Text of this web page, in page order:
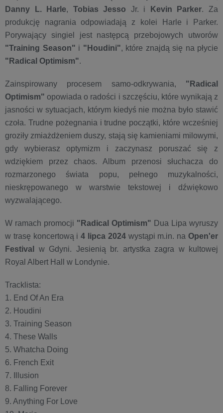
Danny L. Harle, Tobias Jesso Jr. i Kevin Parker. Za
produkcję nagrania odpowiadają z kolei Harle i Parker.
Porywający singiel jest następcą przebojowych utworów
"Training Season" i "Houdini", które znajdą się na płycie
"Radical Optimism".
Zainspirowany procesem samo-odkrywania, "Radical
Optimism" opowiada o radości i szczęściu, które wynikają z
jasności w sytuacjach, którym kiedyś nie można było stawić
czoła. Trudne pożegnania i trudne początki, które wcześniej
groziły zmiażdżeniem duszy, stają się kamieniami milowymi,
gdy wybierasz optymizm i zaczynasz poruszać się z
wdziękiem przez chaos. Album przenosi słuchacza do
rozmarzonego świata popu, pełnego muzykalności,
nieskrępowanego w warstwie tekstowej i dźwiękowo
wyzwalającego.
W ramach promocji "Radical Optimism" Dua Lipa wyruszy
w trasę koncertową i 4 lipca 2024 wystąpi m.in. naOpen'er
Festival w Gdyni. Jesienią br. artystka zagra w kultowej
Royal Albert Hall w Londynie.
Tracklista:
1. End Of An Era
2. Houdini
3. Training Season
4. These Walls
5. Whatcha Doing
6. French Exit
7. Illusion
8. Falling Forever
9. Anything For Love